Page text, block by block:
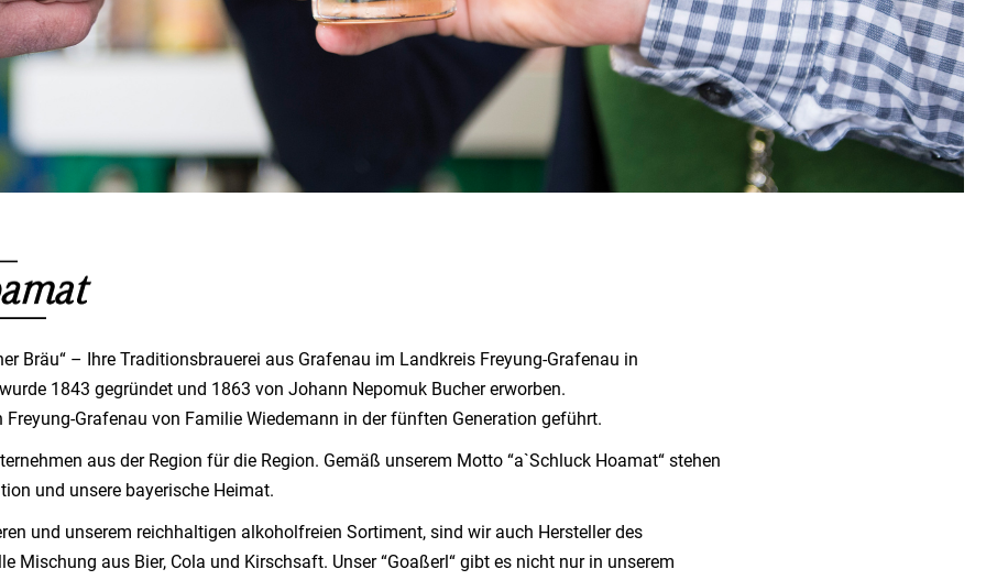
Bräu“ – Ihre Traditionsbrauerei aus Grafenau im Landkreis Freyung-Grafenau in
1843 gegründet und 1863 von Johann Nepomuk Bucher erworben.
Grafenau von Familie Wiedemann in der fünften Generation geführt.
aus der Region für die Region. Gemäß unserem Motto “a`Schluck Hoamat“ stehen
und unsere bayerische Heimat.
und unserem reichhaltigen alkoholfreien Sortiment, sind wir auch Hersteller des
Mischung aus Bier, Cola und Kirschsaft. Unser “Goaßerl“ gibt es nicht nur in unserem